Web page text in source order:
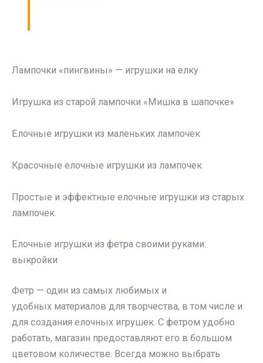
Лампочки «пингвины» — игрушки на елку
Игрушка из старой лампочки «Мишка в шапочке»
Елочные игрушки из маленьких лампочек
Красочные елочные игрушки из лампочек
Простые и эффектные елочные игрушки из старых
лампочек.
Елочные игрушки из фетра своими руками:
выкройки
Фетр — один из самых любимых и
удобных материалов для творчества, в том числе и
для создания елочных игрушек. С фетром удобно
работать, магазин предоставляют его в большом
цветовом количестве. Всегда можно выбрать